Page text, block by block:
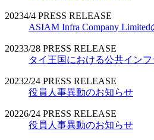
20234/4 PRESS RELEASE
ASIAM Infra Company
20233/28 PRESS RELEASE
タイ王国における公共イン
20232/24 PRESS RELEASE
役員人事異動のお知らせ
20226/24 PRESS RELEASE
役員人事異動のお知らせ